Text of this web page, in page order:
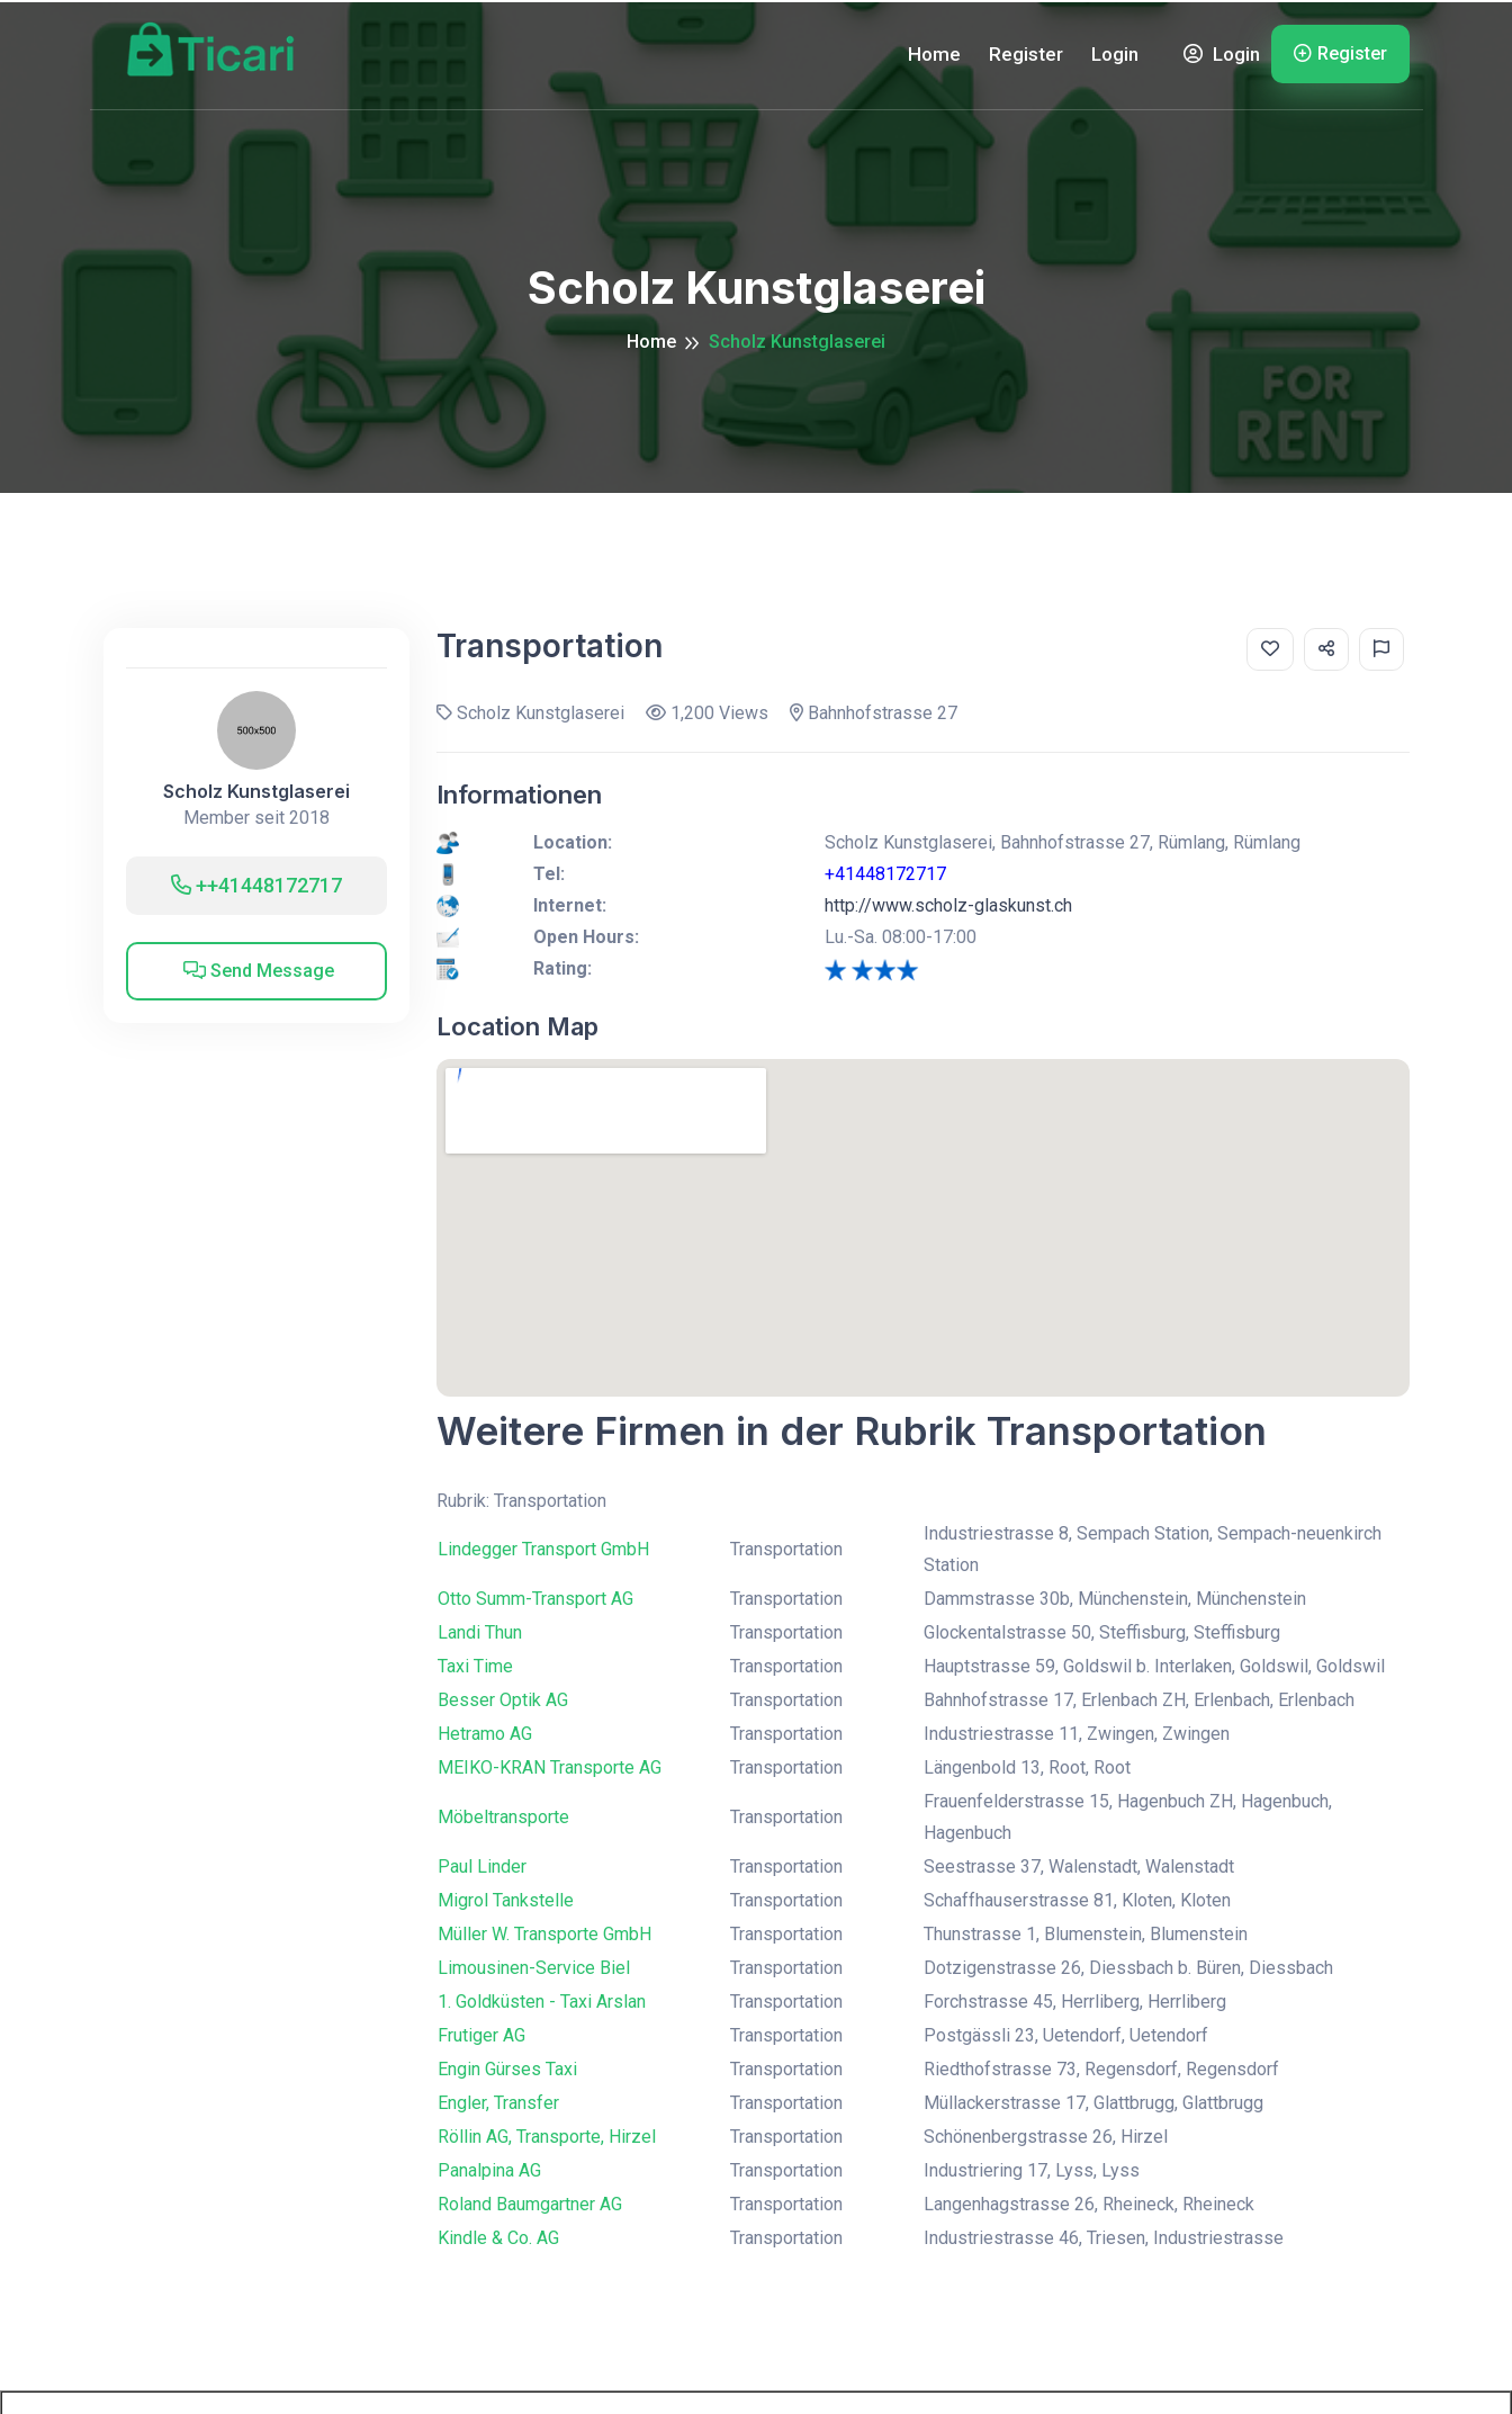
Home Register Login Login Register
Scholz Kunstglaserei
Home Scholz Kunstglaserei
Scholz Kunstglaserei
Member seit 2018
++41448172717
Send Message
Transportation
Scholz Kunstglaserei 1,200 Views Bahnhofstrasse 27
Informationen
Location:
Scholz Kunstglaserei, Bahnhofstrasse 27, Rümlang, Rümlang
Tel:
+41448172717
Internet:
http://www.scholz-glaskunst.ch
Open Hours:
Lu.-Sa. 08:00-17:00
Rating:
Location Map
Weitere Firmen in der Rubrik Transportation
Rubrik: Transportation
Lindegger Transport GmbH Transportation
Industriestrasse 8, Sempach Station, Sempach-neuenkirch
Station
Otto Summ-Transport AG
Transportation
Dammstrasse 30b, Münchenstein, Münchenstein
Landi Thun
Transportation
Glockentalstrasse 50, Steffisburg, Steffisburg
Taxi Time
Transportation
Hauptstrasse 59, Goldswil b. Interlaken, Goldswil, Goldswil
Besser Optik AG
Transportation
Bahnhofstrasse 17, Erlenbach ZH, Erlenbach, Erlenbach
Hetramo AG
Transportation
Industriestrasse 11, Zwingen, Zwingen
MEIKO-KRAN Transporte AG
Transportation Längenbold 13, Root, Root
Möbeltransporte Transportation
Frauenfelderstrasse 15, Hagenbuch ZH, Hagenbuch,
Hagenbuch
Paul Linder
Transportation
Seestrasse 37, Walenstadt, Walenstadt
Migrol Tankstelle
Transportation
Schaffhauserstrasse 81, Kloten, Kloten
Müller W. Transporte GmbH
Transportation
Thunstrasse 1, Blumenstein, Blumenstein
Limousinen-Service Biel
Transportation
Dotzigenstrasse 26, Diessbach b. Büren, Diessbach
1. Goldküsten - Taxi Arslan
Transportation
Forchstrasse 45, Herrliberg, Herrliberg
Frutiger AG
Transportation
Postgässli 23, Uetendorf, Uetendorf
Engin Gürses Taxi
Transportation
Riedthofstrasse 73, Regensdorf, Regensdorf
Engler, Transfer
Transportation
Müllackerstrasse 17, Glattbrugg, Glattbrugg
Röllin AG, Transporte, Hirzel
Transportation
Schönenbergstrasse 26, Hirzel
Panalpina AG
Transportation
Industriering 17, Lyss, Lyss
Roland Baumgartner AG
Transportation
Langenhagstrasse 26, Rheineck, Rheineck
Kindle & Co. AG
Transportation Industriestrasse 46, Triesen, Industriestrasse